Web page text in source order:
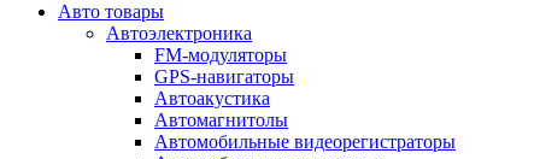
Авто товары
Автоэлектроника
FM-модуляторы
GPS-навигаторы
Автоакустика
Автомагнитолы
Автомобильные видеорегистраторы